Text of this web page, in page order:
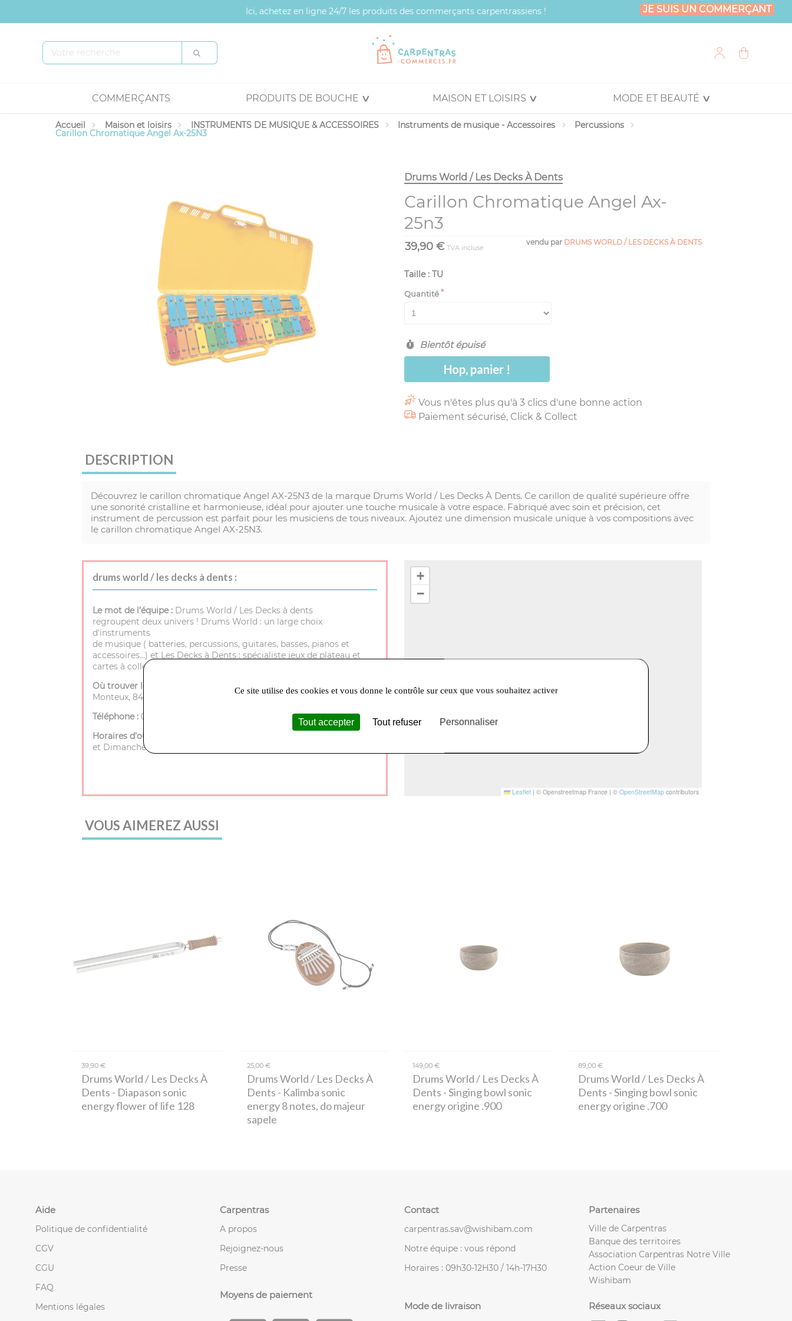
Ici, achetez en ligne 24/7 les produits des commerçants carpentrassiens ! JE SUIS UN COMMERÇANT
COMMERÇANTS PRODUITS DE BOUCHE MAISON ET LOISIRS MODE ET BEAUTÉ
Accueil Maison et loisirs INSTRUMENTS DE MUSIQUE & ACCESSOIRES Instruments de musique - Accessoires Percussions
Carillon Chromatique Angel Ax-25N3
Drums World / Les Decks À Dents
Carillon Chromatique Angel Ax-
25n3
vendu par DRUMS WORLD / LES DECKS À DENTS
39,90 € TVA incluse
Taille : TU
Quantité
Bientôt épuisé
Hop, panier !
Vous n'êtes plus qu'à 3 clics d'une bonne action
Paiement sécurisé, Click & Collect
DESCRIPTION
Découvrez le carillon chromatique Angel AX-25N3 de la marque Drums World / Les Decks À Dents. Ce carillon de qualité supérieure offre
une sonorité cristalline et harmonieuse, idéal pour ajouter une touche musicale à votre espace. Fabriqué avec soin et précision, cet
instrument de percussion est parfait pour les musiciens de tous niveaux. Ajoutez une dimension musicale unique à vos compositions avec
le carillon chromatique Angel AX-25N3.
drums world / les decks à dents :
Le mot de l’équipe : Drums World / Les Decks à dents
regroupent deux univers ! Drums World : un large choix
d'instruments
de musique ( batteries, percussions, guitares, basses, pianos et
accessoires…) et Les Decks à Dents : spécialiste jeux de plateau et
cartes à collectionner.
Où trouver le magasin :
72 rue porte de
Monteux, 84200 Carpentras
Téléphone : 04 90 40 25 35
Horaires d’ouverture :
et Dimanche - Fermé
+
−
Leaflet | © Openstreetmap France | © OpenStreetMapcontributors
VOUS AIMEREZ AUSSI
39,90 €
Drums World / Les Decks À
Dents - Diapason sonic
energy flower of life 128
25,00 €
Drums World / Les Decks À
Dents - Kalimba sonic
energy 8 notes, do majeur
sapele
149,00 €
Drums World / Les Decks À
Dents - Singing bowl sonic
energy origine .900
89,00 €
Drums World / Les Decks À
Dents - Singing bowl sonic
energy origine .700
Aide
Politique de confidentialité
CGV
CGU
FAQ
Mentions légales
Carpentras
A propos
Rejoignez-nous
Presse
Moyens de paiement
Contact
carpentras.sav@wishibam.com
Notre équipe : vous répond
Horaires : 09h30-12H30 / 14h-17H30
Mode de livraison
Partenaires
Ville de Carpentras
Banque des territoires
Association Carpentras Notre Ville
Action Coeur de Ville
Wishibam
Réseaux sociaux
Ce site utilise des cookies et vous donne le contrôle sur ceux que vous souhaitez activer
Tout accepter Tout refuser Personnaliser